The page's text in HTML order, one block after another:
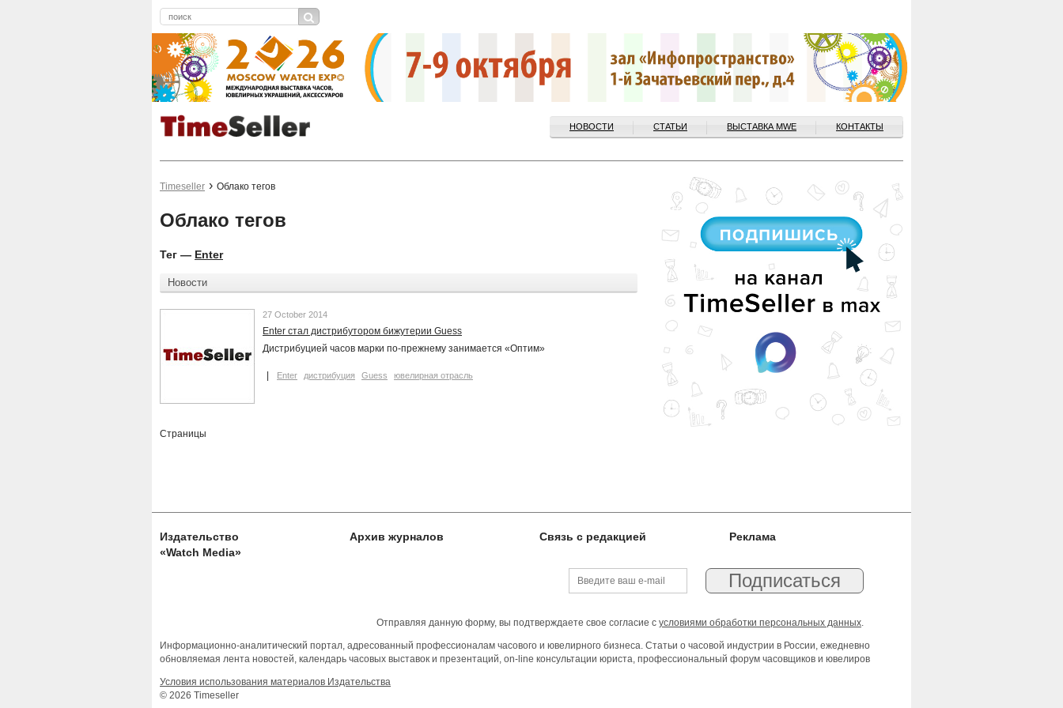
НОВОСТИ СТАТЬИ ВЫСТАВКА MWE КОНТАКТЫ
Timeseller Облако тегов
Облако тегов
Тег — Enter
Новости
27 October 2014
Enter стал дистрибутором бижутерии Guess
Дистрибуцией часов марки по-прежнему занимается «Оптим»
Enter дистрибуция Guess ювелирная отрасль
Страницы
Издательство
«Watch Media»
Архив журналов Связь с редакцией Реклама
Отправляя данную форму, вы подтверждаете свое согласие с условиями обработки персональных данных.
Информационно-аналитический портал, адресованный профессионалам часового и ювелирного бизнеса. Статьи о часовой индустрии в России, ежедневно
обновляемая лента новостей, календарь часовых выставок и презентаций, on-line консультации юриста, профессиональный форум часовщиков и ювелиров
Условия использования материалов Издательства
© 2026 Timeseller